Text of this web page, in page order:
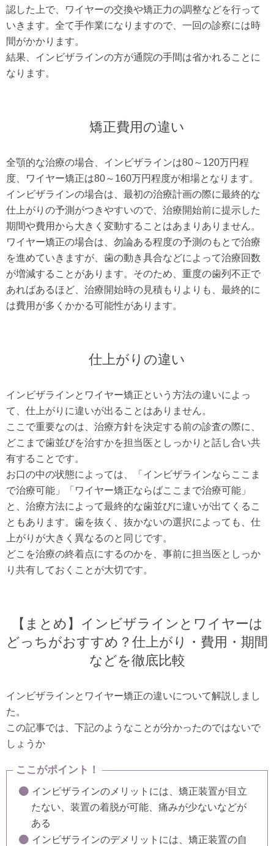
認した上で、ワイヤーの交換や矯正力の調整などを行って
いきます。全て手作業になりますので、一回の診察には時
間がかかります。
結果、インビザラインの方が通院の手間は省かれることに
なります。
矯正費用の違い
全顎的な治療の場合、インビザラインは80～120万円程
度、ワイヤー矯正は80～160万円程度が相場となります。
インビザラインの場合は、最初の治療計画の際に最終的な
仕上がりの予測がつきやすいので、治療開始前に提示した
期間や費用から大きく変動することはあまりありません。
ワイヤー矯正の場合は、勿論ある程度の予測のもとで治療
を進めていきますが、歯の動き具合などによって治療回数
が増減することがあります。そのため、重度の歯列不正で
あればあるほど、治療開始時の見積もりよりも、最終的に
は費用が多くかかる可能性があります。
仕上がりの違い
インビザラインとワイヤー矯正という方法の違いによっ
て、仕上がりに違いが出ることはありません。
ここで重要なのは、治療方針を決定する前の診査の際に、
どこまで歯並びを治すかを担当医としっかりと話し合い共
有することです。
お口の中の状態によっては、「インビザラインならここま
で治療可能」「ワイヤー矯正ならばここまで治療可能」
と、治療方法によって最終的な歯並びに違いが出てくるこ
ともあります。歯を抜く、抜かないの選択によっても、仕
上がりが大きく異なるのと同じです。
どこを治療の終着点にするのかを、事前に担当医としっか
り共有しておくことが大切です。
【まとめ】インビザラインとワイヤーは
どっちがおすすめ？仕上がり・費用・期間
などを徹底比較
インビザラインとワイヤー矯正の違いについて解説しまし
た。
この記事では、下記のようなことが分かったのではないで
しょうか
ここがポイント！
インビザラインのメリットには、矯正装置が目立
たない、装置の着脱が可能、痛みが少ないなどが
ある
インビザラインのデメリットには、矯正装置の自